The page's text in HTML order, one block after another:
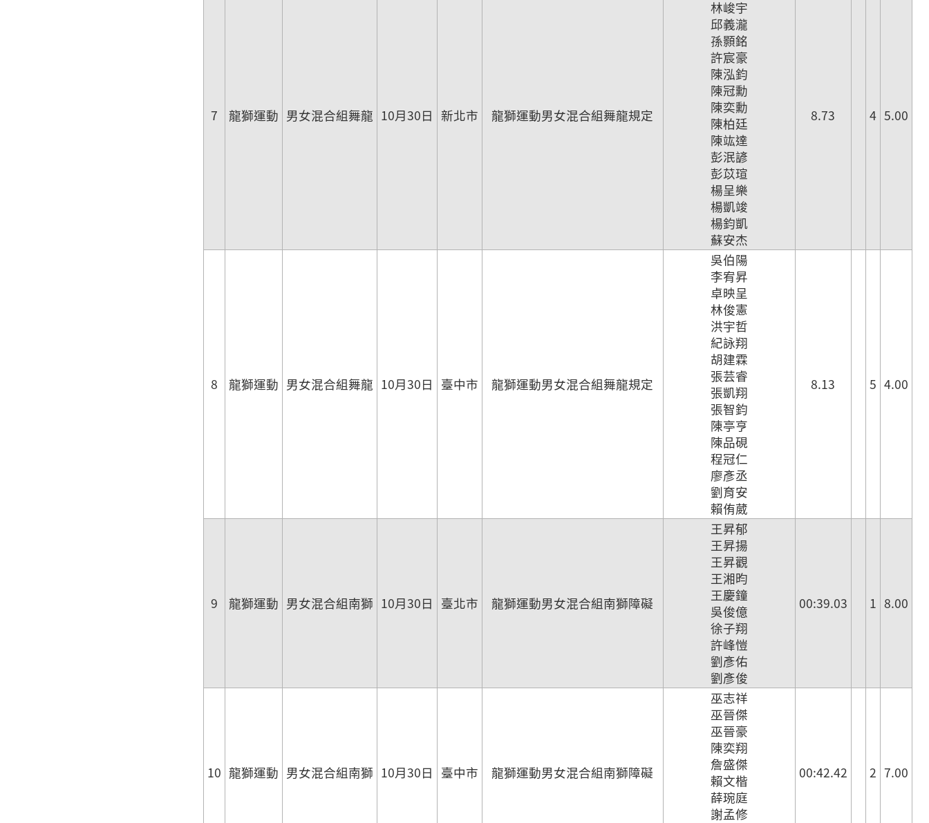
7 龍獅運動 男女混合組舞龍 10月30日 新北市 龍獅運動男女混合組舞龍規定
林峻宇
邱義瀧
孫顥銘
許宸豪
陳泓鈞
陳冠勳
陳奕勳
陳柏廷
陳竑達
彭泯諺
彭苡瑄
楊呈樂
楊凱竣
楊鈞凱
蘇安杰
8.73 4 5.00
8 龍獅運動 男女混合組舞龍 10月30日 臺中市 龍獅運動男女混合組舞龍規定
吳伯陽
李宥昇
卓映呈
林俊憲
洪宇哲
紀詠翔
胡建霖
張芸睿
張凱翔
張智鈞
陳亭亨
陳品硯
程冠仁
廖彥丞
劉育安
賴侑葳
8.13 5 4.00
9 龍獅運動 男女混合組南獅 10月30日 臺北市 龍獅運動男女混合組南獅障礙
王昇郁
王昇揚
王昇觀
王湘昀
王慶鐘
吳俊億
徐子翔
許峰愷
劉彥佑
劉彥俊
00:39.03 1 8.00
10 龍獅運動 男女混合組南獅 10月30日 臺中市 龍獅運動男女混合組南獅障礙
巫志祥
巫晉傑
巫晉豪
陳奕翔
詹盛傑
賴文楷
薛琬庭
謝孟修
00:42.42 2 7.00